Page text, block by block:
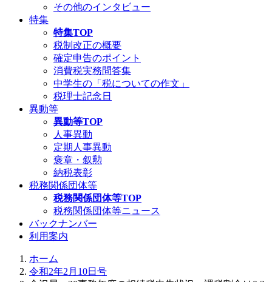
その他のインタビュー
特集
特集TOP
税制改正の概要
確定申告のポイント
消費税実務問答集
中学生の「税についての作文」
税理士記念日
異動等
異動等TOP
人事異動
定期人事異動
褒章・叙勲
納税表彰
税務関係団体等
税務関係団体等TOP
税務関係団体等ニュース
バックナンバー
利用案内
ホーム
令和2年2月10日号